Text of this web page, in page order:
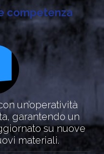
competenza
un’operatività
garantendo un
su nuove
materiali.